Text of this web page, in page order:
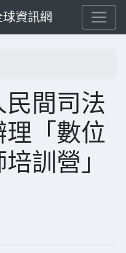
資訊網
間司法
「數位
訓營」